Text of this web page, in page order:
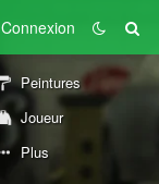
Connexion
Peintures
Joueur
Plus